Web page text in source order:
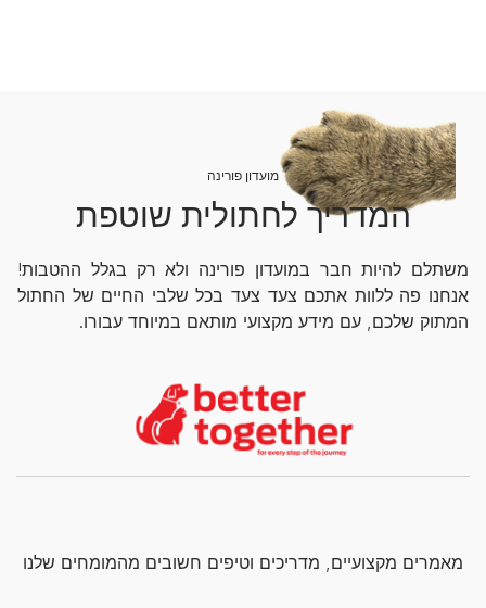
מועדון פורינה
המדריך לחתולית שוטפת
משתלם להיות חבר במועדון פורינה ולא רק בגלל ההטבות!
אנחנו פה ללוות אתכם צעד צעד בכל שלבי החיים של החתול
המתוק שלכם, עם מידע מקצועי מותאם במיוחד עבורו.
מאמרים מקצועיים, מדריכים וטיפים חשובים מהמומחים שלנו